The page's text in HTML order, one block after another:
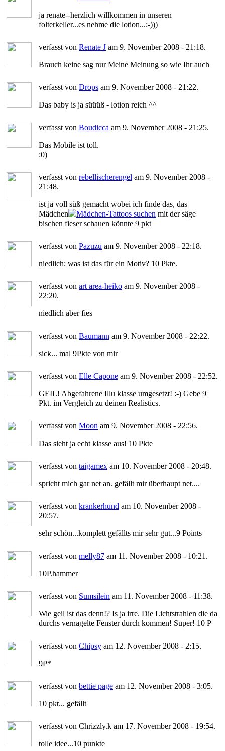
ja renate--herzlich willkommen in unseren
folterkeller...es nehme die lotion...;-)))
verfasst von Renate J am 9. November 2008 - 21:18.
Brauch keine sag nur Meine Meinung so wie Ihr auch
verfasst von Drops am 9. November 2008 - 21:22.
Das baby is ja süüüß - lotion reich ^^
verfasst von Boudicca am 9. November 2008 - 21:25.
Das Mobile ist toll.
:0)
verfasst von rebellischerengel am 9. November 2008 -
21:48.
ist ja voll süß gemacht wobei ich finde das, das
Mädchen
mit der säge
bischen fieser schauen könnte 9 pkt
verfasst von Pazuzu am 9. November 2008 - 22:18.
niedlich; was ist das für ein Motiv? 10 Pkte.
verfasst von art area-heiko am 9. November 2008 -
22:20.
niedlich aber fies
verfasst von Baumann am 9. November 2008 - 22:22.
sick... mal 9Pkte von mir
verfasst von Elle Capone am 9. November 2008 - 22:52.
GEIL! Abgefahrene Illu klasse umgesetzt! :-) Gebe 9
Pkt. im Vergleich zu deinen Realistics.
verfasst von Moon am 9. November 2008 - 22:56.
Das sieht ja echt klasse aus! 10 Pkte
verfasst von taigamex am 10. November 2008 - 20:48.
spricht mich gar net an. gefällt mir überhaupt net....
verfasst von krankerhund am 10. November 2008 -
20:57.
sehr schön...komplett gefällts mir sehr gut...9 Points
verfasst von melly87 am 11. November 2008 - 10:21.
10P.hammer
verfasst von Sumsilein am 11. November 2008 - 11:38.
Wie geil ist das denn!? Is ja irre. Die Lichtstrahlen die da
durchs vernagelte Fenster durch kommen! Super! 10 P
verfasst von Chipsy am 12. November 2008 - 2:15.
9P*
verfasst von bettie page am 12. November 2008 - 3:05.
10 pkt... gefällt
verfasst von Chrizzly.k am 17. November 2008 - 19:54.
tolle idee...10 punkte